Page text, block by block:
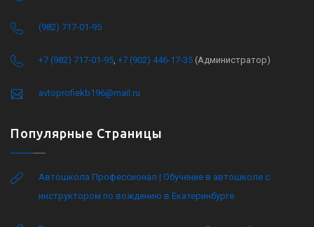
(982) 717-01-95
+7 (982) 717-01-95 +7 (902) 446-17-35 (Администратор)
avtoprofiekb196@mail.ru
Популярные Страницы
Автошкола Профессионал | Обучение в автошколе с
инструктором по вождению в Екатеринбурге